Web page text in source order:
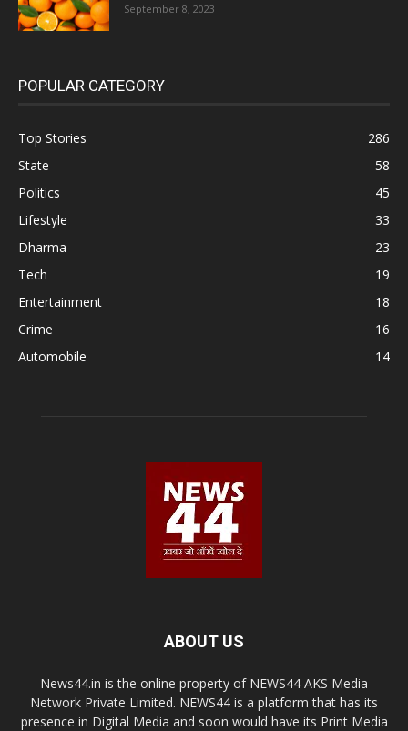
September 8, 2023
POPULAR CATEGORY
Top Stories
286
State
58
Politics
45
Lifestyle
33
Dharma
23
Tech
19
Entertainment
18
Crime
16
Automobile
14
ABOUT US
News44.in is the online property of NEWS44 AKS Media
Network Private Limited. NEWS44 is a platform that has its
presence in Digital Media and soon would have its Print Media